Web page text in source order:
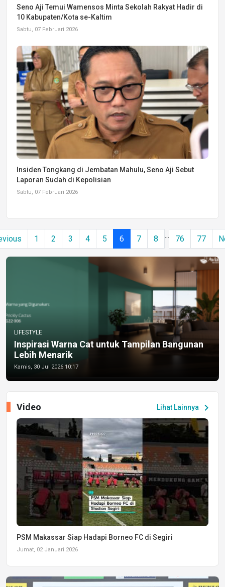
Seno Aji Temui Wamensos Minta Sekolah Rakyat Hadir di
10 Kabupaten/Kota se-Kaltim
Sabtu, 07 Februari 2026
Insiden Tongkang di Jembatan Mahulu, Seno Aji Sebut
Laporan Sudah di Kepolisian
Sabtu, 07 Februari 2026
1 2 3 4 5 6 7 8 ... 76 77
LIFESTYLE
Inspirasi Warna Cat untuk Tampilan Bangunan
Lebih Menarik
Kamis, 30 Jul 2026 10:17
Lihat Lainnya chevron_right
Video
PSM Makassar Siap Hadapi Borneo FC di Segiri
Jumat, 02 Januari 2026